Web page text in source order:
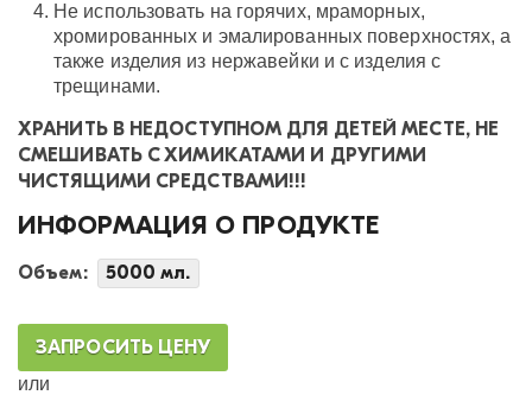
Не использовать на горячих, мраморных,
хромированных и эмалированных поверхностях, а
также изделия из нержавейки и с изделия с
трещинами.
ХРАНИТЬ В НЕДОСТУПНОМ ДЛЯ ДЕТЕЙ МЕСТЕ, НЕ
СМЕШИВАТЬ С ХИМИКАТАМИ И ДРУГИМИ
ЧИСТЯЩИМИ СРЕДСТВАМИ!!!
ИНФОРМАЦИЯ О ПРОДУКТЕ
Объем: 5000 мл.
ЗАПРОСИТЬ ЦЕНУ
или